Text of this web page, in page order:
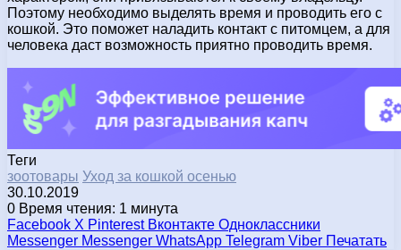
Поэтому необходимо выделять время и проводить его с
кошкой. Это поможет наладить контакт с питомцем, а для
человека даст возможность приятно проводить время.
Теги
зоотовары Уход за кошкой осенью
30.10.2019
0 Время чтения: 1 минута
Facebook X Pinterest Вконтакте Одноклассники
Messenger Messenger WhatsApp Telegram Viber Печатать